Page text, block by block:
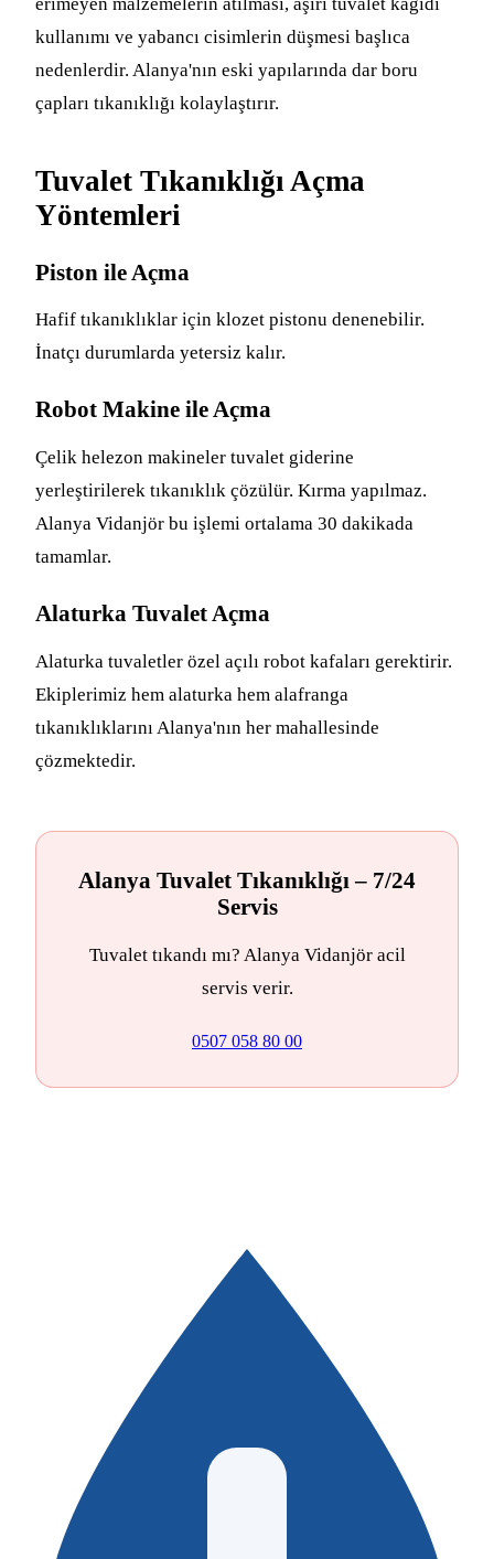
kullanımı ve yabancı cisimlerin düşmesi başlıca
nedenlerdir. Alanya'nın eski yapılarında dar boru
çapları tıkanıklığı kolaylaştırır.
Tuvalet Tıkanıklığı Açma
Yöntemleri
Piston ile Açma
Hafif tıkanıklıklar için klozet pistonu denenebilir.
İnatçı durumlarda yetersiz kalır.
Robot Makine ile Açma
Çelik helezon makineler tuvalet giderine
yerleştirilerek tıkanıklık çözülür. Kırma yapılmaz.
Alanya Vidanjör bu işlemi ortalama 30 dakikada
tamamlar.
Alaturka Tuvalet Açma
Alaturka tuvaletler özel açılı robot kafaları gerektirir.
Ekiplerimiz hem alaturka hem alafranga
tıkanıklıklarını Alanya'nın her mahallesinde
çözmektedir.
Alanya Tuvalet Tıkanıklığı – 7/24
Servis
Tuvalet tıkandı mı? Alanya Vidanjör acil
servis verir.
0507 058 80 00